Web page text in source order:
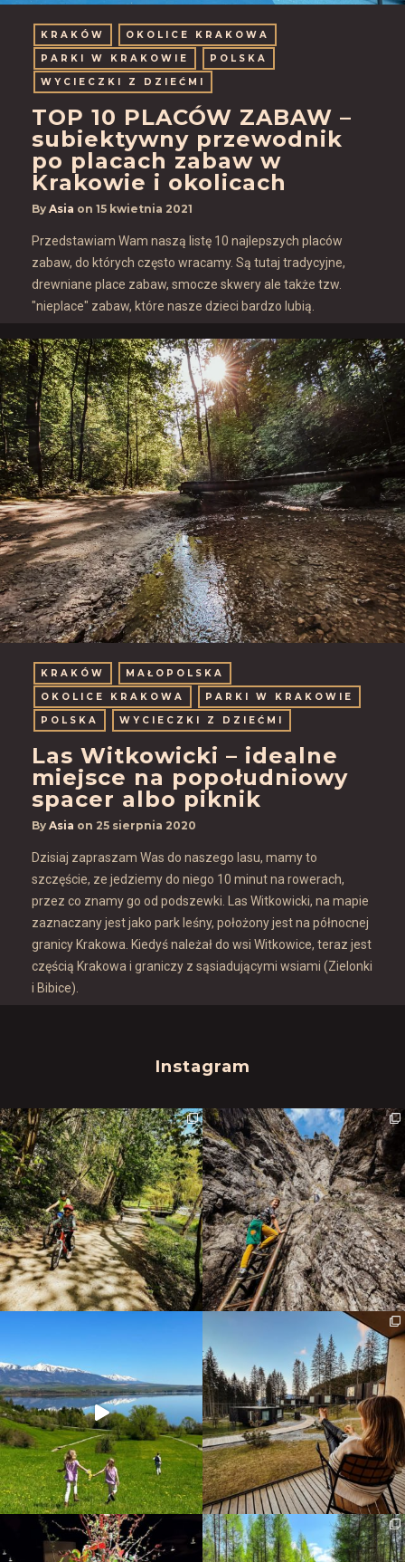
KRAKÓW
OKOLICE KRAKOWA
PARKI W KRAKOWIE
POLSKA
WYCIECZKI Z DZIEĆMI
TOP 10 PLACÓW ZABAW –
subiektywny przewodnik
po placach zabaw w
Krakowie i okolicach
By Asia on 15 kwietnia 2021
Przedstawiam Wam naszą listę 10 najlepszych placów
zabaw, do których często wracamy. Są tutaj tradycyjne,
drewniane place zabaw, smocze skwery ale także tzw.
"nieplace" zabaw, które nasze dzieci bardzo lubią.
KRAKÓW
MAŁOPOLSKA
OKOLICE KRAKOWA
PARKI W KRAKOWIE
POLSKA
WYCIECZKI Z DZIEĆMI
Las Witkowicki – idealne
miejsce na popołudniowy
spacer albo piknik
By Asia on 25 sierpnia 2020
Dzisiaj zapraszam Was do naszego lasu, mamy to
szczęście, ze jedziemy do niego 10 minut na rowerach,
przez co znamy go od podszewki. Las Witkowicki, na mapie
zaznaczany jest jako park leśny, położony jest na północnej
granicy Krakowa. Kiedyś należał do wsi Witkowice, teraz jest
częścią Krakowa i graniczy z sąsiadującymi wsiami (Zielonki
i Bibice).
Instagram